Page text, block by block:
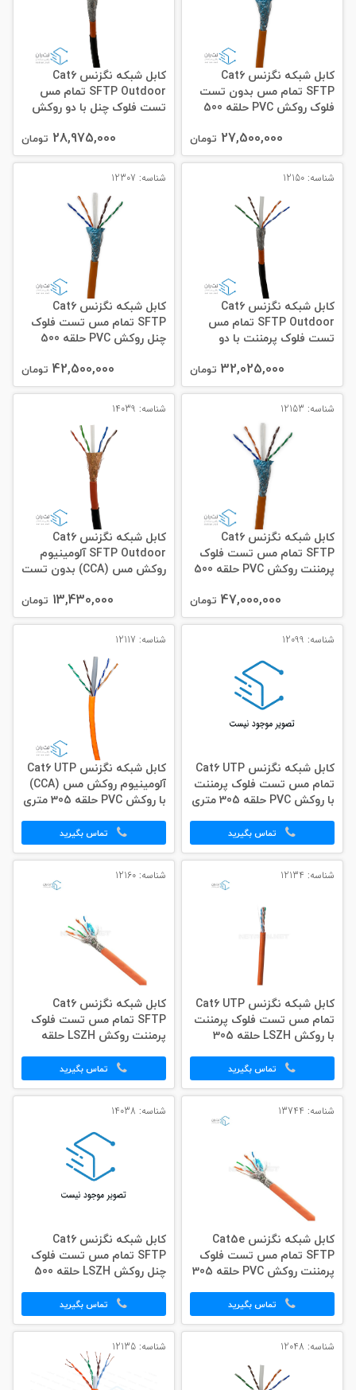
کابل شبکه نگزنس Cat6
SFTP تمام مس بدون تست
فلوک روکش PVC حلقه 500
27,500,000 تومان
کابل شبکه نگزنس Cat6
SFTP Outdoor تمام مس
تست فلوک چنل با دو روکش
28,975,000 تومان
شناسه: 12150
کابل شبکه نگزنس Cat6
SFTP Outdoor تمام مس
تست فلوک پرمننت با دو
32,025,000 تومان
شناسه: 12307
کابل شبکه نگزنس Cat6
SFTP تمام مس تست فلوک
چنل روکش PVC حلقه 500
42,500,000 تومان
شناسه: 12153
کابل شبکه نگزنس Cat6
SFTP تمام مس تست فلوک
پرمننت روکش PVC حلقه 500
47,000,000 تومان
شناسه: 14039
کابل شبکه نگزنس Cat6
SFTP Outdoor آلومینیوم
روکش مس (CCA) بدون تست
13,430,000 تومان
شناسه: 12099
کابل شبکه نگزنس Cat6 UTP
تمام مس تست فلوک پرمننت
با روکش PVC حلقه 305 متری
تماس بگیرید
شناسه: 12117
کابل شبکه نگزنس Cat6 UTP
آلومینیوم روکش مس (CCA)
با روکش PVC حلقه 305 متری
تماس بگیرید
شناسه: 12134
کابل شبکه نگزنس Cat6 UTP
تمام مس تست فلوک پرمننت
با روکش LSZH حلقه 305
متری
تماس بگیرید
شناسه: 12160
کابل شبکه نگزنس Cat6
SFTP تمام مس تست فلوک
پرمننت روکش LSZH حلقه
500 متری
تماس بگیرید
شناسه: 13744
کابل شبکه نگزنس Cat5e
SFTP تمام مس تست فلوک
پرمننت روکش PVC حلقه 305
متری
تماس بگیرید
شناسه: 14038
کابل شبکه نگزنس Cat6
SFTP تمام مس تست فلوک
چنل روکش LSZH حلقه 500
متری
تماس بگیرید
شناسه: 12048 شناسه: 12135